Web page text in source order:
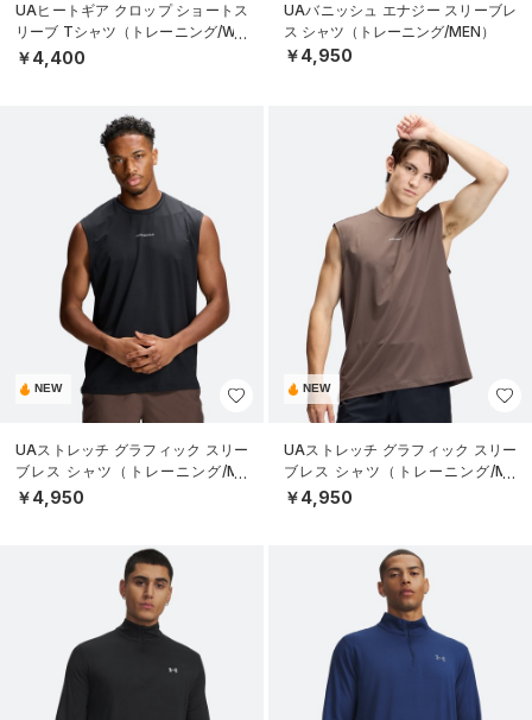
UAヒートギア クロップ ショートス
リーブ Tシャツ（トレーニング/WO
MEN）
￥4,400
UAバニッシュ エナジー スリーブレ
ス シャツ（トレーニング/MEN）
￥4,950
NEW
UAストレッチ グラフィック スリー
ブレス シャツ（トレーニング/ME
N）
￥4,950
NEW
UAストレッチ グラフィック スリー
ブレス シャツ（トレーニング/ME
N）
￥4,950